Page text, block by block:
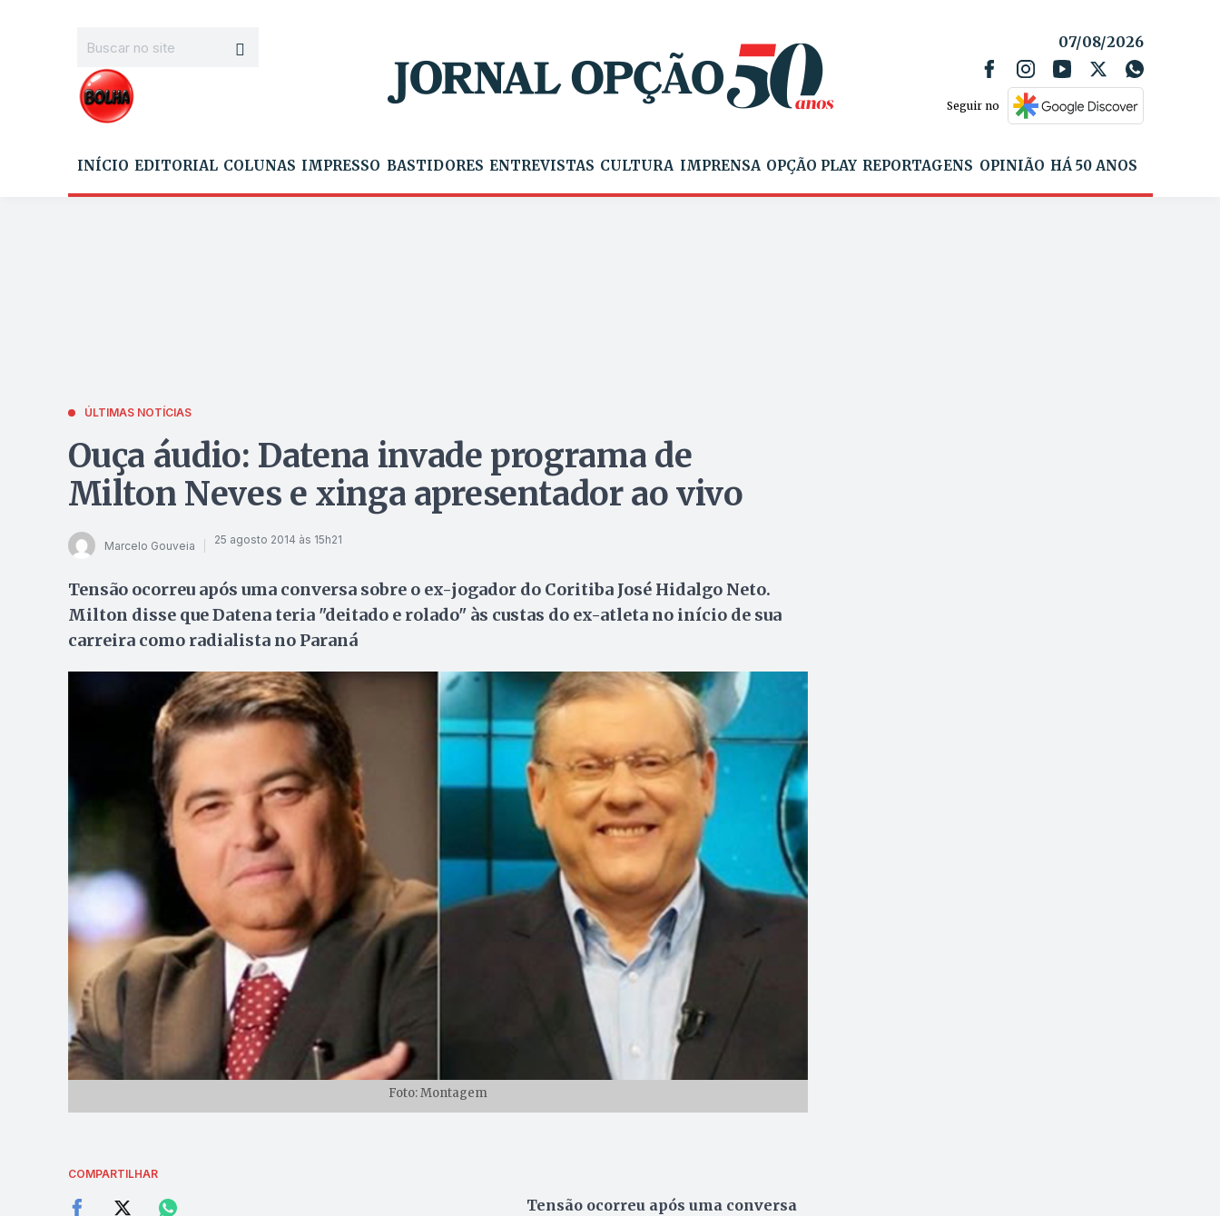
07/08/2026
Seguir no
INÍCIO EDITORIAL COLUNAS IMPRESSO BASTIDORES ENTREVISTAS CULTURA IMPRENSA OPÇÃO PLAY REPORTAGENS OPINIÃO HÁ 50 ANOS
ÚLTIMAS NOTÍCIAS
Ouça áudio: Datena invade programa de
Milton Neves e xinga apresentador ao vivo
Marcelo Gouveia 25 agosto 2014 às 15h21
Tensão ocorreu após uma conversa sobre o ex-jogador do Coritiba José Hidalgo Neto.
Milton disse que Datena teria "deitado e rolado" às custas do ex-atleta no início de sua
carreira como radialista no Paraná
Foto: Montagem
COMPARTILHAR
Tensão ocorreu após uma conversa